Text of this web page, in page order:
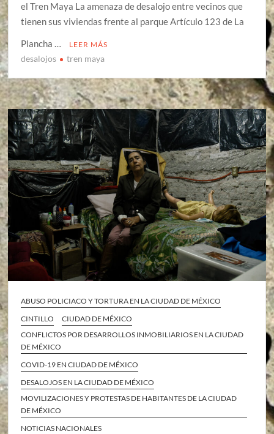
el Tren Maya La amenaza de desalojo entre vecinos que
tienen sus viviendas frente al parque Artículo 123 de La
Plancha …
LEER MÁS
desalojos tren maya
ABUSO POLICIACO Y TORTURA EN LA CIUDAD DE MÉXICO
CINTILLO
CIUDAD DE MÉXICO
CONFLICTOS POR DESARROLLOS INMOBILIARIOS EN LA CIUDAD
DE MÉXICO
COVID-19 EN CIUDAD DE MÉXICO
DESALOJOS EN LA CIUDAD DE MÉXICO
MOVILIZACIONES Y PROTESTAS DE HABITANTES DE LA CIUDAD
DE MÉXICO
NOTICIAS NACIONALES